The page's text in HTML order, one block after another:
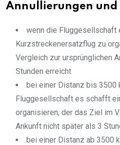
Annullierungen und
wenn die Fluggesellschaft
Kurzstreckenersatzflug zu
Vergleich zur ursprünglichen
Stunden erreicht
bei einer Distanz bis 3500
Fluggesellschaft es schafft
organisieren, der das Ziel im
Ankunft nicht später als 3
bei einer Distanz ab 3500